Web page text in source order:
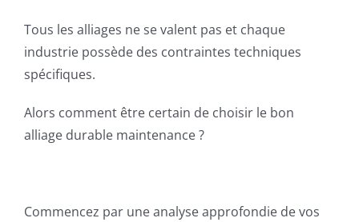
Tous les alliages ne se valent pas et chaque
industrie possède des contraintes techniques
spécifiques.
Alors comment être certain de choisir le bon
alliage durable maintenance ?
Commencez par une analyse approfondie de vos